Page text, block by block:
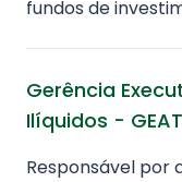
fundos de
Gerência
Ilíquidos -
Responsável por